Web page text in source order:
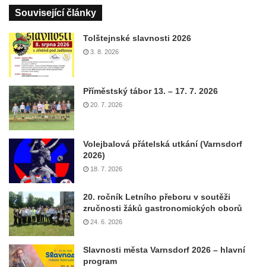
Související články
Tolštejnské slavnosti 2026
3. 8. 2026
Příměstský tábor 13. – 17. 7. 2026
20. 7. 2026
Volejbalová přátelská utkání (Varnsdorf
2026)
18. 7. 2026
20. ročník Letního přeboru v soutěži
zručnosti žáků gastronomických oborů
24. 6. 2026
Slavnosti města Varnsdorf 2026 – hlavní
program